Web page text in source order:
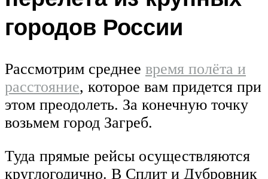
городов России
Рассмотрим среднее время полёта и
расстояние, которое вам придется при
этом преодолеть. За конечную точку
возьмем город Загреб.
Туда прямые рейсы осуществляются
круглогодично. В Сплит и Дубровник